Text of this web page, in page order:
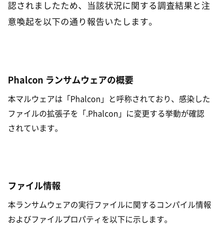
認されましたため、当該状況に関する調査結果と注
意喚起を以下の通り報告いたします。
Phalcon ランサムウェアの概要
本マルウェアは「Phalcon」と呼称されており、感染した
ファイルの拡張子を「.Phalcon」に変更する挙動が確認
されています。
ファイル情報
本ランサムウェアの実行ファイルに関するコンパイル情報
およびファイルプロパティを以下に示します。